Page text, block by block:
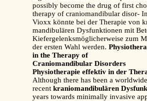
possibly become the drug of first
therapy of craniomandibular disor-
Vioxx könnte bei der Therapie von
mandibulären Dysfunktionen mit
Kiefergelenksmöglicherweise zum
der ersten Wahl werden.
in the Therapy of
Craniomandibular Disorders
Physiotherapie effektiv in der
Although there has been a
recent kraniomandibulären
years towards minimally invasive